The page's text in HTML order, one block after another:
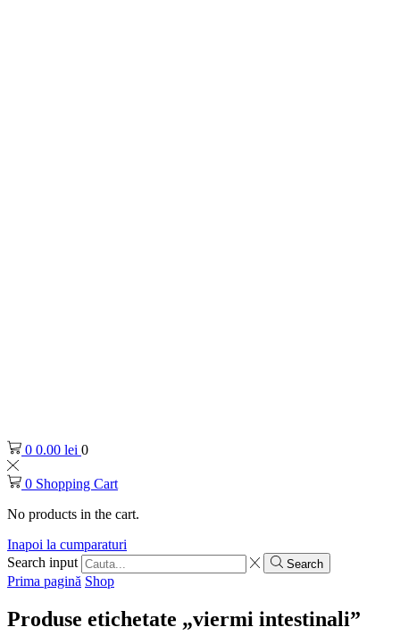
0 0.00 lei 0
0 Shopping Cart
No products in the cart.
Inapoi la cumparaturi
Search input
Search
Prima pagină Shop
Produse etichetate „viermi intestinali”